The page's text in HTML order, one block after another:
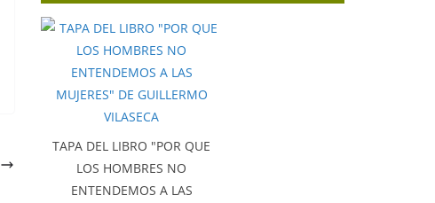
TAPA DEL LIBRO "POR QUE
LOS HOMBRES NO
ENTENDEMOS A LAS